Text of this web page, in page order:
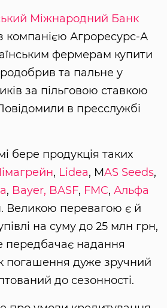
Міжнародний Банк
компанією Агроресурс-А
фермерам купити
та пальне у
за пільговою ставкою
в пресслужбі
бере продукція таких
, Lidea, MAS Seeds,
, Bayer, BASF, FMC, Альфа
Великою перевагою є й
на суму до 25 млн грн,
передбачає надання
погашення дуже зручний
до сезонності.